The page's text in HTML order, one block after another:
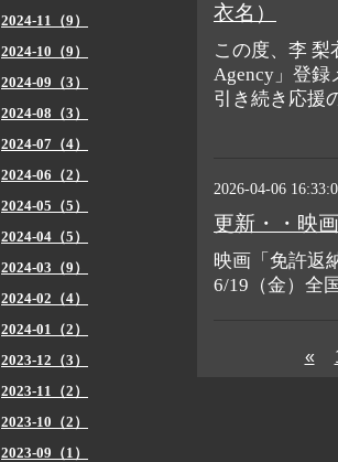
衣名）
この度、李
Agency」登録
引き続き応援
2026-04-06
更新・・映
映画「免許返
6/19（金）全
«
2024-11（9）
2024-10（9）
2024-09（3）
2024-08（3）
2024-07（4）
2024-06（2）
2024-05（5）
2024-04（5）
2024-03（9）
2024-02（4）
2024-01（2）
2023-12（3）
2023-11（2）
2023-10（2）
2023-09（1）